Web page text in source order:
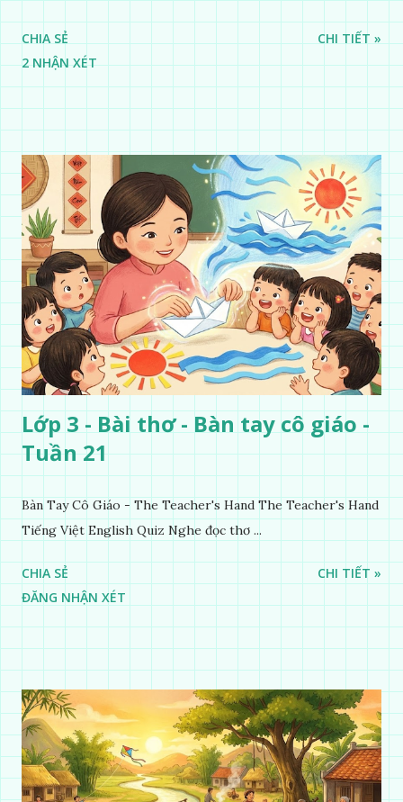
CHIA SẺ
2 NHẬN XÉT
CHI TIẾT »
Lớp 3 - Bài thơ - Bàn tay cô giáo -
Tuần 21
Bàn Tay Cô Giáo - The Teacher's Hand The Teacher's Hand
Tiếng Việt English Quiz Nghe đọc thơ ...
CHIA SẺ
ĐĂNG NHẬN XÉT
CHI TIẾT »